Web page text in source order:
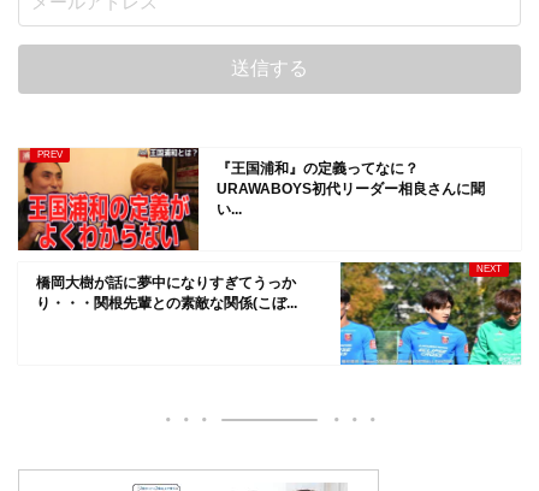
『王国浦和』の定義ってなに？
URAWABOYS初代リーダー相良さんに聞
い...
橋岡大樹が話に夢中になりすぎてうっか
り・・・関根先輩との素敵な関係(こぼ...